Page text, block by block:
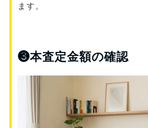
ます。
❸本査定金額の確認